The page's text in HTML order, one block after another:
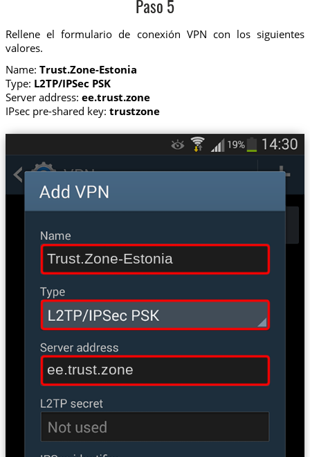
Paso 5
Rellene el formulario de conexión VPN con los siguientes
valores.
Name: Trust.Zone-Estonia
Type: L2TP/IPSec PSK
Server address: ee.trust.zone
IPsec pre-shared key: trustzone
Trust.Zone-Estonia
ee.trust.zone